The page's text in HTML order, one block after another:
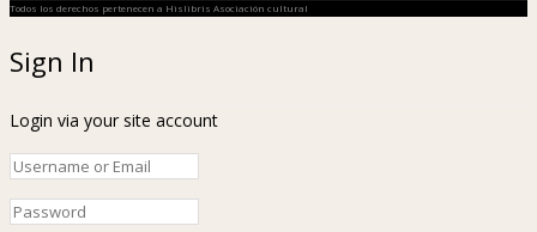
Todos los derechos pertenecen a Hislibris Asociación cultural
Sign In
Login via your site account